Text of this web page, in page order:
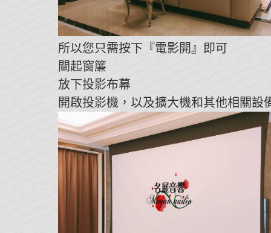
所以您只需按下『電影開』即可
關起窗簾
放下投影布幕
開啟投影機，以及擴大機和其他相關設